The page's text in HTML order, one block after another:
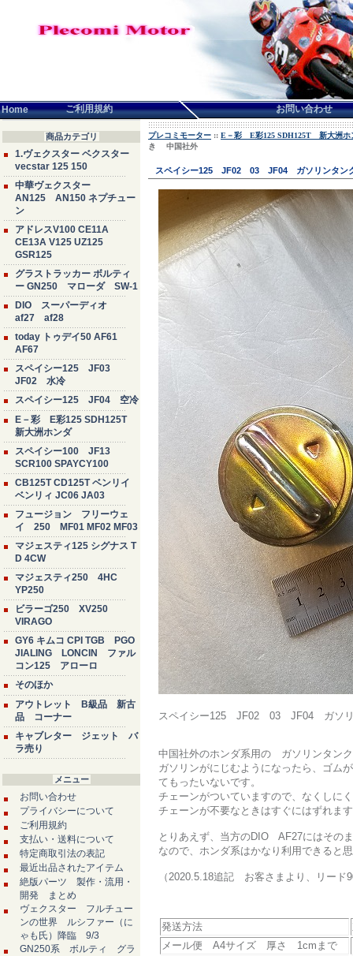
Home ご利用規約 お問い合わせ
商品カテゴリ
1.ヴェクスター ベクスター
vecstar 125 150
中華ヴェクスター
AN125 AN150 ネプチュー
ン
アドレスV100 CE11A
CE13A V125 UZ125
GSR125
グラストラッカー ボルティ
ー GN250 マローダ SW-1
DIO スーパーディオ
af27 af28
today トゥデイ50 AF61
AF67
スペイシー125 JF03
JF02 水冷
スペイシー125 JF04 空冷
E－彩 E彩125 SDH125T
新大洲ホンダ
スペイシー100 JF13
SCR100 SPAYCY100
CB125T CD125T ベンリイ
ベンリィ JC06 JA03
フュージョン フリーウェ
イ 250 MF01 MF02 MF03
マジェスティ125 シグナス T
D 4CW
マジェスティ250 4HC
YP250
ビラーゴ250 XV250
VIRAGO
GY6 キムコ CPI TGB PGO
JIALING LONCIN ファル
コン125 アローロ
そのほか
アウトレット B級品 新古
品 コーナー
キャブレター ジェット バ
ラ売り
メニュー
お問い合わせ
プライバシーについて
ご利用規約
支払い・送料について
特定商取引法の表記
最近出品されたアイテム
絶版パーツ 製作・流用・
開発 まとめ
ヴェクスター フルチュー
ンの世界 ルシファー（に
ゃも氏）降臨 9/3
GN250系 ボルティ グラ
プレコミモーター :: E－彩 E彩125 SDH125T 新大洲
き 中国社外
スペイシー125 JF02 03 JF04 ガソリンタ
スペイシー125 JF02 03 JF04 ガソ
中国社外のホンダ系用の ガソリンタン
ガソリンがにじむようになったら、ゴム
てもったいないです。
チェーンがついていますので、なくしに
チェーンが不要なときはすぐにはずれま
とりあえず、当方のDIO AF27にはその
なので、ホンダ系はかなり利用できると
（2020.5.18追記 お客さまより、リード
発送方法
メール便 A4サイズ 厚さ 1cmまで